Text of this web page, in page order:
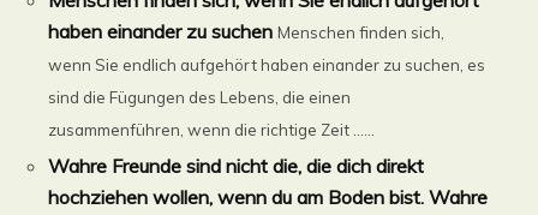
haben einander zu suchen Menschen finden sich,
wenn Sie endlich aufgehört haben einander zu suchen, es
sind die Fügungen des Lebens, die einen
zusammenführen, wenn die richtige Zeit ......
Wahre Freunde sind nicht die, die dich direkt
hochziehen wollen, wenn du am Boden bist. Wahre